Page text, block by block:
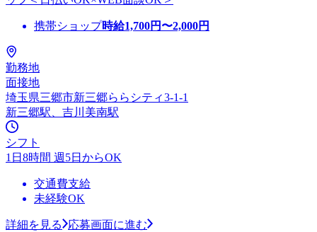
携帯ショップ時給1,700円〜2,000円
勤務地
面接地
埼玉県三郷市新三郷ららシティ3-1-1
新三郷駅、吉川美南駅
シフト
1日8時間 週5日からOK
交通費支給
未経験OK
詳細を見る 応募画面に進む